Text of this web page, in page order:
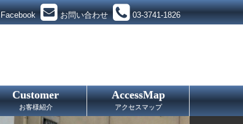
Facebook お問い合わせ 03-3741-1826
Customer
お客様紹介
AccessMap
アクセスマップ